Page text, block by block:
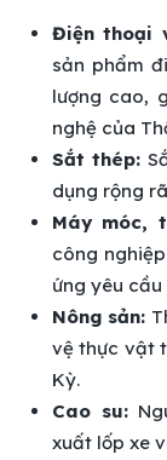
Điện thoại
sản phẩm
lượng cao,
nghệ của
Sắt thép:
dụng rộng
Máy móc,
công
ứng yêu
Nông sản:
vệ thực vật
Kỳ.
Cao su:
xuất lốp xe